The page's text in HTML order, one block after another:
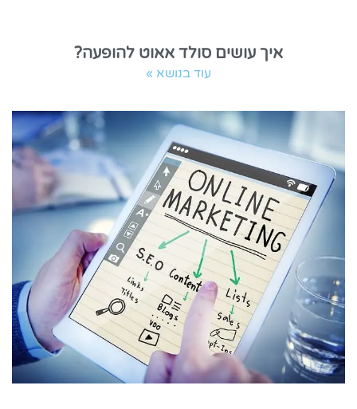
איך עושים סולד אאוט להופעה?
עוד בנושא »